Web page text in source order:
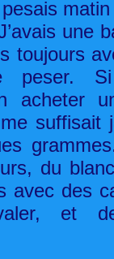
une
toujours
Si
acheter
suffisait
du
avec des
et